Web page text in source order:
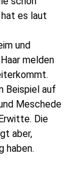
es laut
und
melden
Beispiel auf
Meschede
Die
aber,
haben.